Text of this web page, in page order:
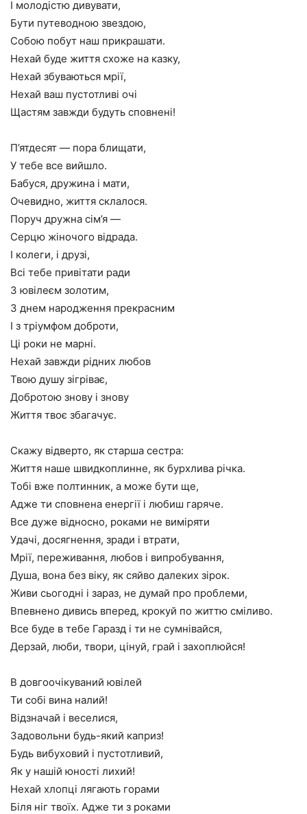
І молодістю дивувати,
Бути путеводною звездою,
Собою побут наш прикрашати.
Нехай буде життя схоже на казку,
Нехай збуваються мрії,
Нехай ваш пустотливі очі
Щастям завжди будуть сповнені!
П’ятдесят — пора блищати,
У тебе все вийшло.
Бабуся, дружина і мати,
Очевидно, життя склалося.
Поруч дружна сім’я —
Серцю жіночого відрада.
І колеги, і друзі,
Всі тебе привітати ради
З ювілеєм золотим,
З днем народження прекрасним
І з тріумфом доброти,
Ці роки не марні.
Нехай завжди рідних любов
Твою душу зігріває,
Добротою знову і знову
Життя твоє збагачує.
Скажу відверто, як старша сестра:
Життя наше швидкоплинне, як бурхлива річка.
Тобі вже полтинник, а може бути ще,
Адже ти сповнена енергії і любиш гаряче.
Все дуже відносно, роками не виміряти
Удачі, досягнення, зради і втрати,
Мрії, переживання, любов і випробування,
Душа, вона без віку, як сяйво далеких зірок.
Живи сьогодні і зараз, не думай про проблеми,
Впевнено дивись вперед, крокуй по життю сміливо.
Все буде в тебе Гаразд і ти не сумнівайся,
Дерзай, люби, твори, цінуй, грай і захоплюйся!
В довгоочікуваний ювілей
Ти собі вина налий!
Відзначай і веселися,
Задовольни будь-який каприз!
Будь вибуховий і пустотливий,
Як у нашій юності лихий!
Нехай хлопці лягають горами
Біля ніг твоїх. Адже ти з роками